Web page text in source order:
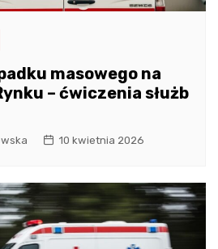
masowego na
– ćwiczenia służb
10 kwietnia 2026